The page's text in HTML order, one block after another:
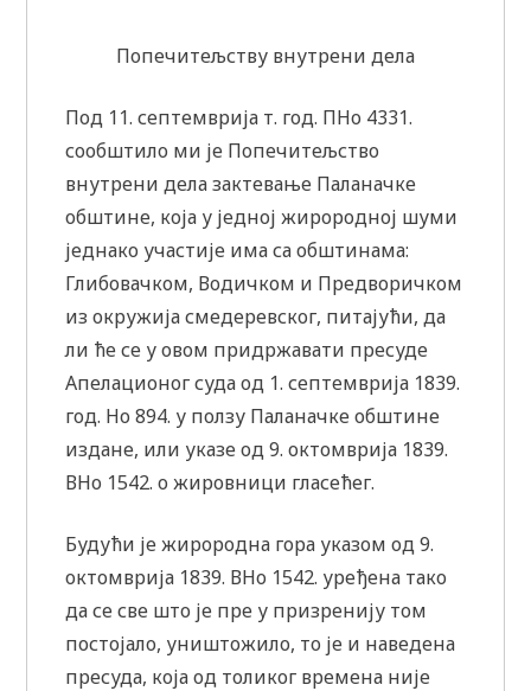
Попечитељству внутрени дела
Под 11. септемврија т. год. ПНо 4331.
сообштило ми је Попечитељство
внутрени дела зактевање Паланачке
обштине, која у једној жирородној шуми
једнако участије има са обштинама:
Глибовачком, Водичком и Предворичком
из окружија смедеревског, питајући, да
ли ће се у овом придржавати пресуде
Апелационог суда од 1. септемврија 1839.
год. Но 894. у ползу Паланачке обштине
издане, или указе од 9. октомврија 1839.
ВНо 1542. о жировници гласећег.
Будући је жирородна гора указом од 9.
октомврија 1839. ВНо 1542. уређена тако
да се све што је пре у призренију том
постојало, уништожило, то је и наведена
пресуда, која од толиког времена није